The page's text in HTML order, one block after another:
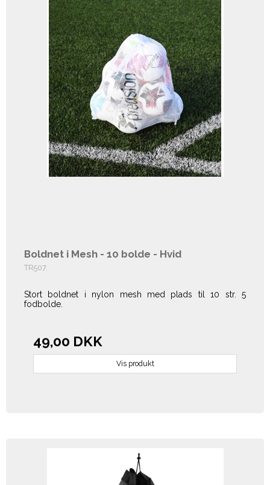
Boldnet i Mesh - 10 bolde - Hvid
TR507.
Stort boldnet i nylon mesh med plads til 10 str. 5
fodbolde.
49,00 DKK
Vis produkt